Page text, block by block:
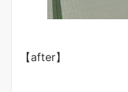
【after】